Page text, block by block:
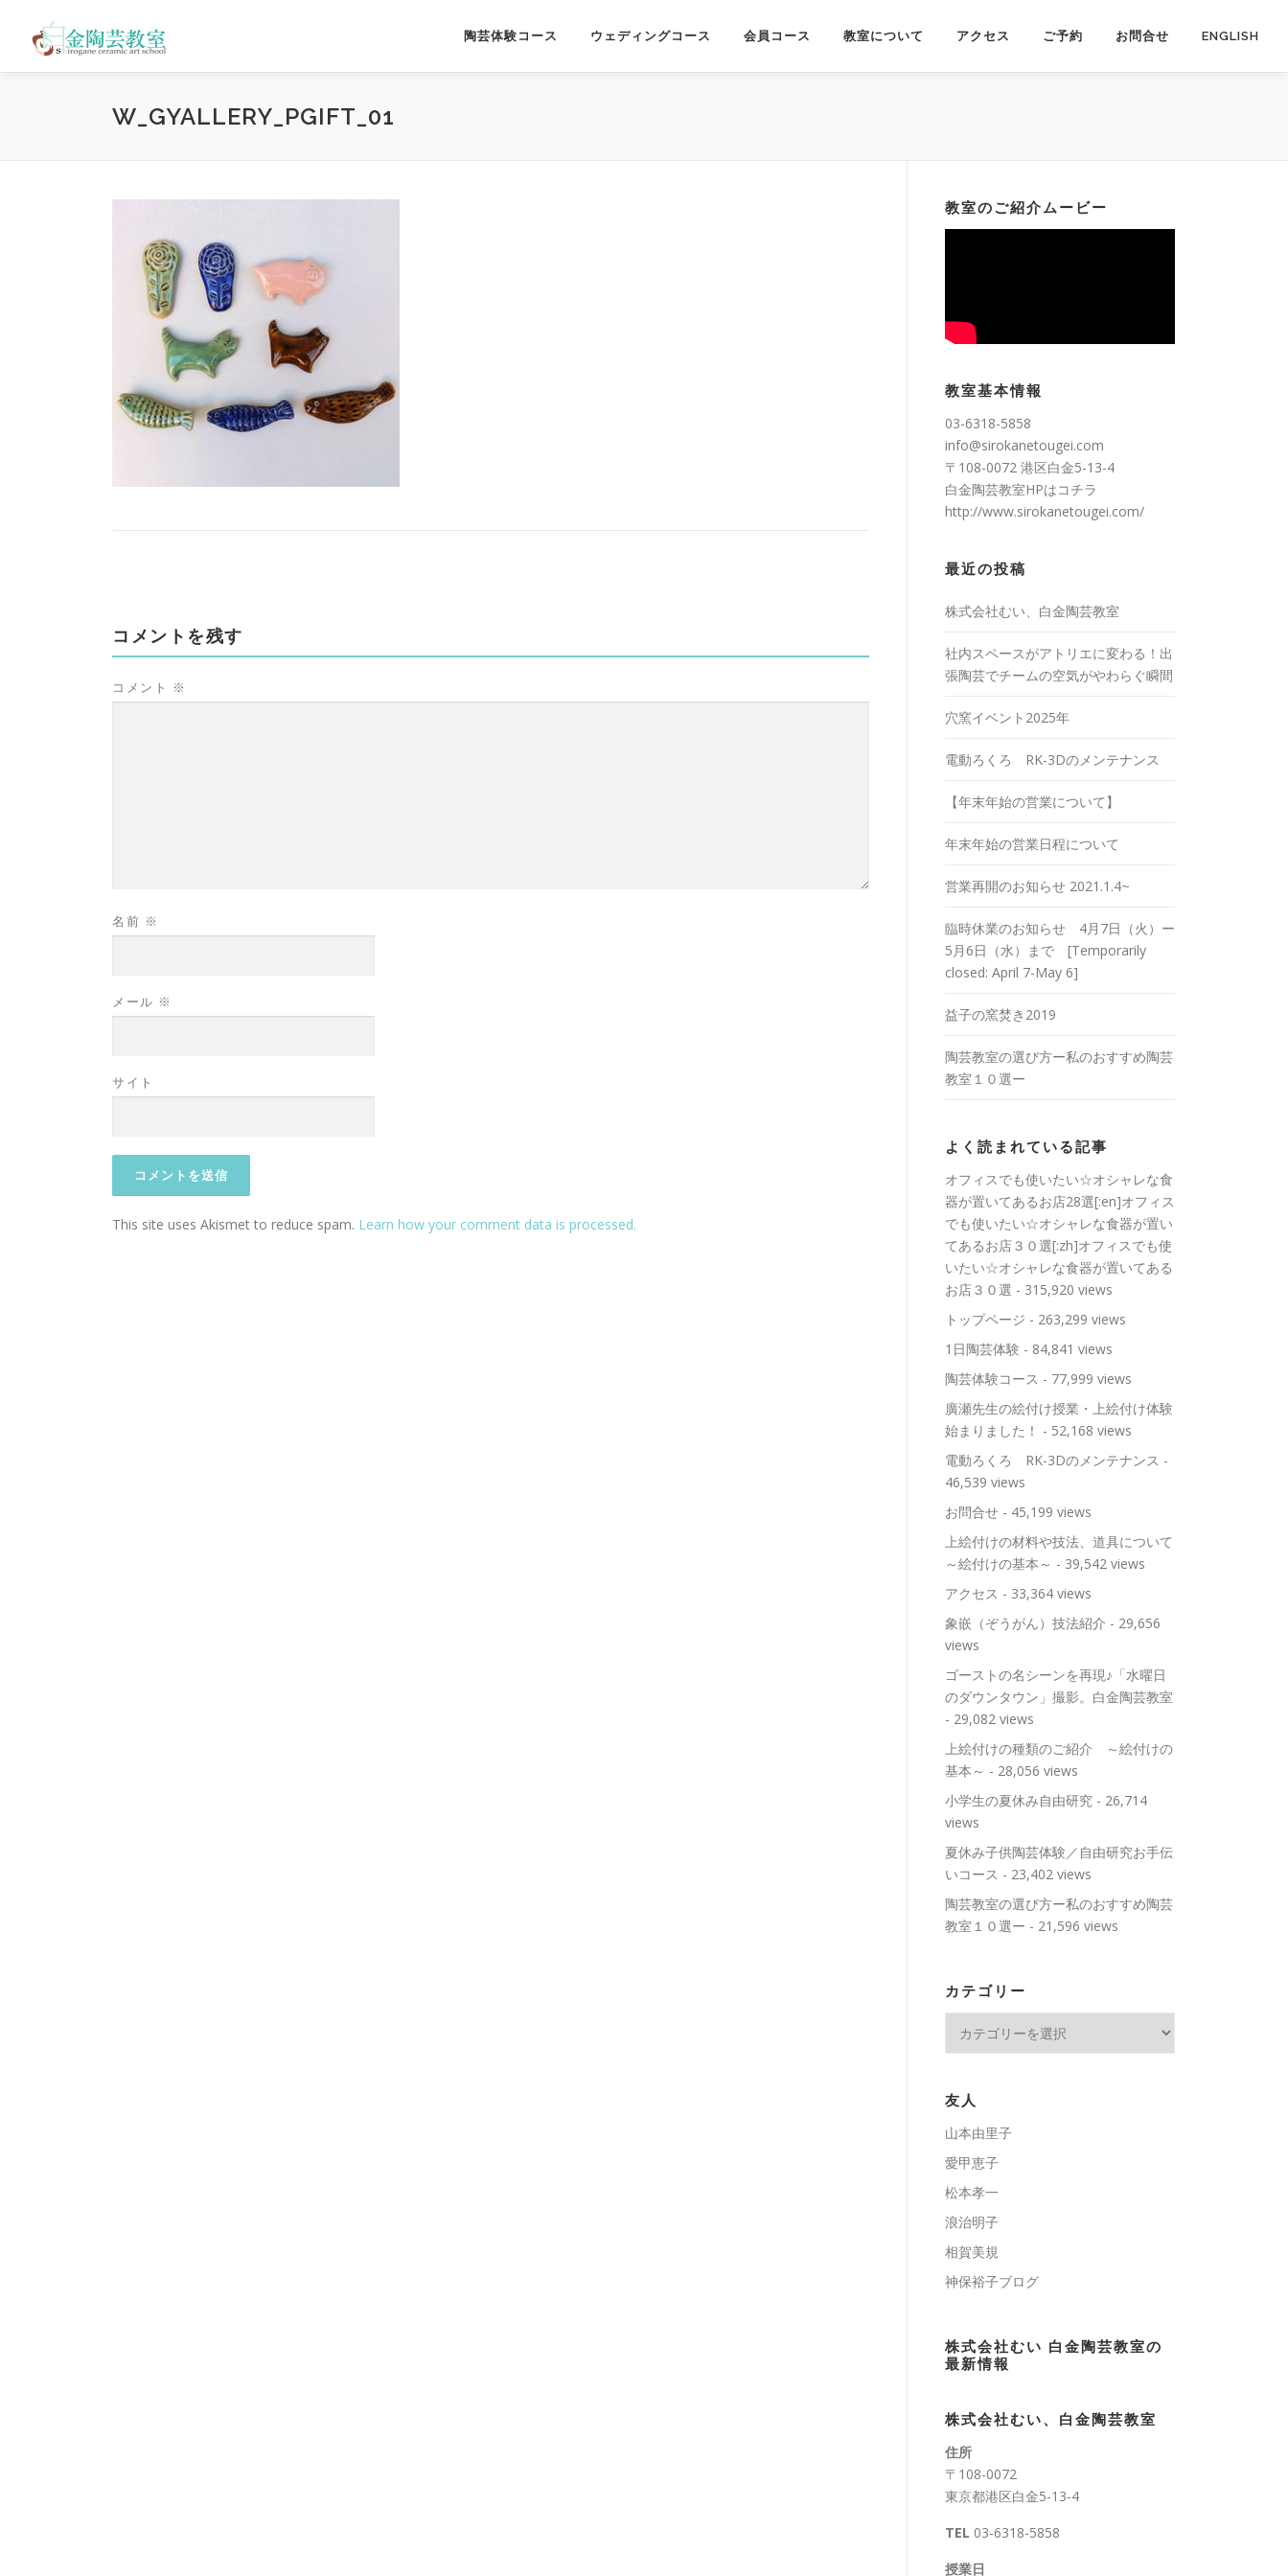
ン
陶芸体験コース ウェディングコース 会員コース 教室について アクセス ご予約 お問合せ ENGLISH
W_GYALLERY_PGIFT_01
コメントを残す
コメント ※
名前 ※
メール ※
サイト
This site uses Akismet to reduce spam. Learn how your comment data is processed.
教室のご紹介ムービー
教室基本情報
03-6318-5858
info@sirokanetougei.com
〒108-0072 港区白金5-13-4
白金陶芸教室HPはコチラ
http://www.sirokanetougei.com/
最近の投稿
株式会社むい、白金陶芸教室
社内スペースがアトリエに変わる！出
張陶芸でチームの空気がやわらぐ瞬間
穴窯イベント2025年
電動ろくろ RK-3Dのメンテナンス
【年末年始の営業について】
年末年始の営業日程について
営業再開のお知らせ 2021.1.4~
臨時休業のお知らせ 4月7日（火）ー
5月6日（水）まで [Temporarily
closed: April 7-May 6]
益子の窯焚き2019
陶芸教室の選び方ー私のおすすめ陶芸
教室１０選ー
よく読まれている記事
オフィスでも使いたい☆オシャレな食
器が置いてあるお店28選[:en]オフィス
でも使いたい☆オシャレな食器が置い
てあるお店３０選[:zh]オフィスでも使
いたい☆オシャレな食器が置いてある
お店３０選 - 315,920 views
トップページ - 263,299 views
1日陶芸体験 - 84,841 views
陶芸体験コース - 77,999 views
廣瀬先生の絵付け授業・上絵付け体験
始まりました！ - 52,168 views
電動ろくろ RK-3Dのメンテナンス -
46,539 views
お問合せ - 45,199 views
上絵付けの材料や技法、道具について
～絵付けの基本～ - 39,542 views
アクセス - 33,364 views
象嵌（ぞうがん）技法紹介 - 29,656
views
ゴーストの名シーンを再現♪「水曜日
のダウンタウン」撮影。白金陶芸教室
- 29,082 views
上絵付けの種類のご紹介 ～絵付けの
基本～ - 28,056 views
小学生の夏休み自由研究 - 26,714
views
夏休み子供陶芸体験／自由研究お手伝
いコース - 23,402 views
陶芸教室の選び方ー私のおすすめ陶芸
教室１０選ー - 21,596 views
カテゴリー
リ
ー
友人
山本由里子
愛甲恵子
松本孝一
浪治明子
相賀美規
神保裕子ブログ
株式会社むい 白金陶芸教室の
最新情報
株式会社むい、白金陶芸教室
住所
〒108-0072
東京都港区白金5-13-4
TEL 03-6318-5858
授業日